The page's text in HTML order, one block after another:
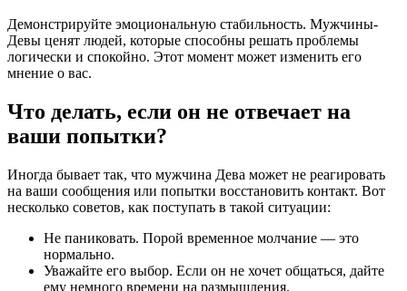
Демонстрируйте эмоциональную стабильность. Мужчины-
Девы ценят людей, которые способны решать проблемы
логически и спокойно. Этот момент может изменить его
мнение о вас.
Что делать, если он не отвечает на
ваши попытки?
Иногда бывает так, что мужчина Дева может не реагировать
на ваши сообщения или попытки восстановить контакт. Вот
несколько советов, как поступать в такой ситуации:
Не паниковать. Порой временное молчание — это
нормально.
Уважайте его выбор. Если он не хочет общаться, дайте
ему немного времени на размышления.